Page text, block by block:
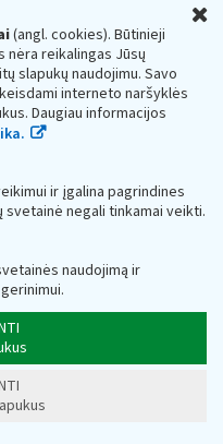
institucijomis ir
būdu, taip skatinant
nuo
FR0463
mokesčiųinspekci
ministeri
pakeitimai nuo
šiemet
(angl. cookies). Būtinieji
nėra reikalingas Jūsų
slapukų naudojimu. Savo
interneto naršyklės
Daugiau informacijos
ir įgalina pagrindines
negali tinkamai veikti.
naudojimą ir